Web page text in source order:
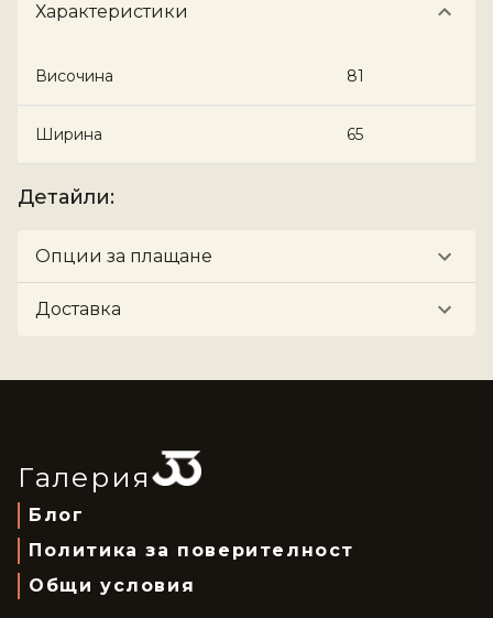
Характеристики
Височина 81
Ширина 65
Детайли:
Опции за плащане
Доставка
Галерия
Блог
Политика за поверителност
Общи условия